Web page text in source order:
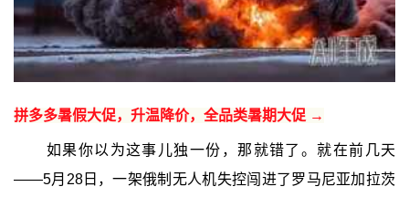
拼多多暑假大促，升温降价，全品类暑期大促 →
如果你以为这事儿独一份，那就错了。就在前几天
——5月28日，一架俄制无人机失控闯进了罗马尼亚加拉茨